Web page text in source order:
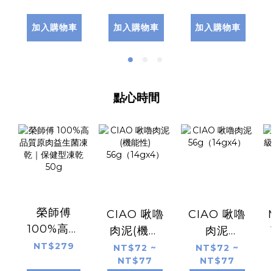
加入購物車
3g
加入購物車 加入購物車
點心時間
榮師傅
100%高品
質原肉益生
NT$279
CIAO 啾嚕
肉泥(機能
性)
56g（14gx4）
NT$72 ~
NT$77
CIAO 啾嚕
肉泥
56g（14gx4）
NT$72 ~
NT$77